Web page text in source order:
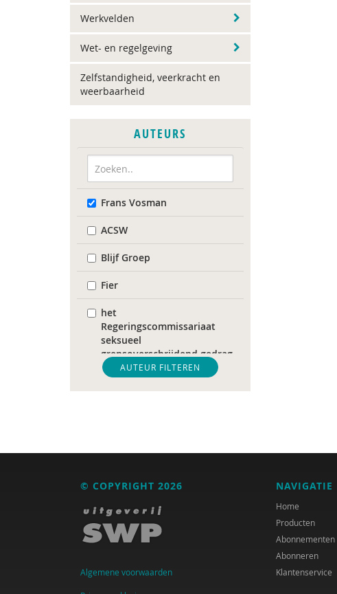
Werkvelden
Wet- en regelgeving
Zelfstandigheid, veerkracht en
weerbaarheid
AUTEURS
Frans Vosman
ACSW
Blijf Groep
Fier
het
Regeringscommissariaat
seksueel
grensoverschrijdend gedrag
en seksueel geweld
Pharos
Nederlandse Vereniging
Audrey Alards
Ria Andrews
AUTEUR FILTEREN
© COPYRIGHT 2026
Algemene voorwaarden
NAVIGATIE
Home
Producten
Abonnementen
Abonneren
Klantenservice